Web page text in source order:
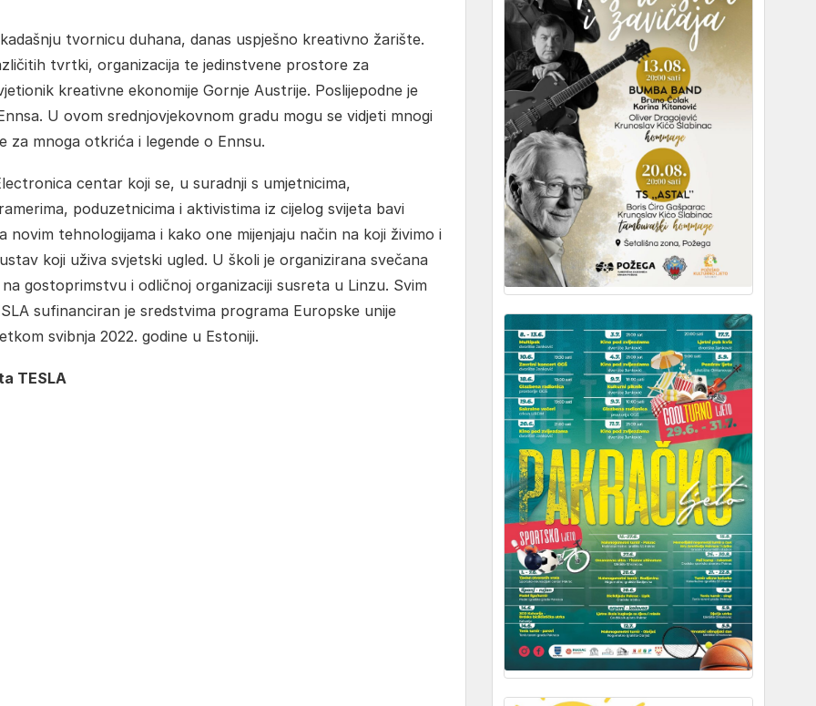
tvornicu duhana, danas uspješno kreativno žarište.
tvrtki, organizacija te jedinstvene prostore za
kreativne ekonomije Gornje Austrije. Poslijepodne je
U ovom srednjovjekovnom gradu mogu se vidjeti mnogi
za mnoga otkrića i legende o Ennsu.
centar koji se, u suradnji s umjetnicima,
poduzetnicima i aktivistima iz cijelog svijeta bavi
novim tehnologijama i kako one mijenjaju način na koji živimo i
koji uživa svjetski ugled. U školi je organizirana svečana
gostoprimstvu i odličnoj organizaciji susreta u Linzu. Svim
sufinanciran je sredstvima programa Europske unije
svibnja 2022. godine u Estoniji.
TESLA